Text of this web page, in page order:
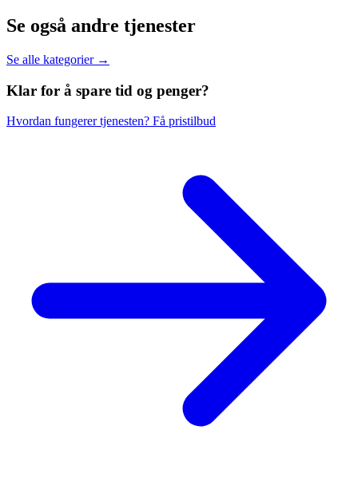
Se også andre tjenester
Se alle kategorier →
Klar for å spare tid og penger?
Hvordan fungerer tjenesten? Få pristilbud